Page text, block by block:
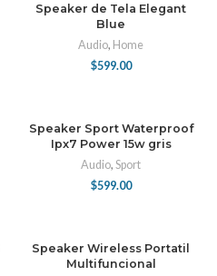
Speaker de Tela Elegant
Blue
Audio, Home
$599.00
Speaker Sport Waterproof
Ipx7 Power 15w gris
Audio, Sport
$599.00
Speaker Wireless Portatil
Multifuncional